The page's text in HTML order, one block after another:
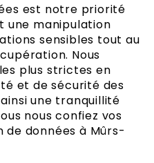
est notre priorité
une manipulation
sensibles tout au
Nous
plus strictes en
et de sécurité des
une tranquillité
nous confiez vos
données à Mûrs-